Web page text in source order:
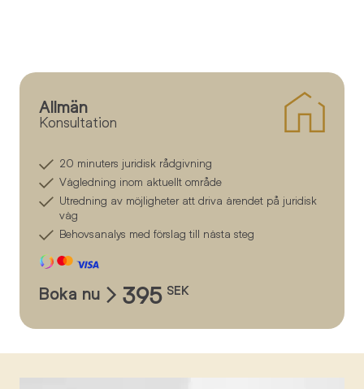
Allmän
Konsultation
20 minuters juridisk rådgivning
Vägledning inom aktuellt område
Utredning av möjligheter att driva ärendet på juridisk
väg
Behovsanalys med förslag till nästa steg
Boka nu 395 SEK